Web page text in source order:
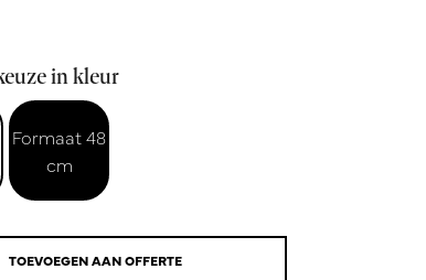
in kleur
Formaat 48
cm
TOEVOEGEN AAN OFFERTE